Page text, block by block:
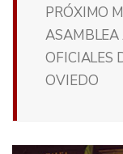
PRÓXIMO
ASAMBLEA
OFICIALES
OVIEDO